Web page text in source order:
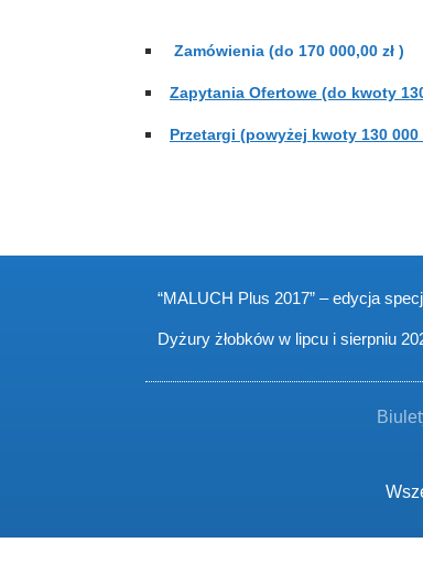
Zamówienia (do 170 000,00 zł )
Zapytania Ofertowe (do kwoty
Przetargi (powyżej kwoty 130 000
“MALUCH Plus 2017” – edycja
Dyżury żłobków w lipcu i sierpniu